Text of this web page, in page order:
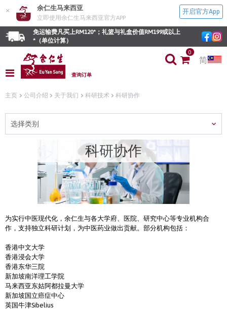
× 余仁生马来西亚
立即使用余仁生马来西亚官方APP
开启官方App
免运输费凡买上RM120*；礼篮与礼盒价值RM199或以上
*（单位计算）
查询订单
0
简
主页 公司介绍 关于我们 科研技术 科研协作
选择类别
科研协作
为实行中医现代化，余仁生与各大学府、医院、研究中心等专业机构合
作，支持独立科研计划，为中医药业做出贡献。部分机构包括：
香港中文大学
香港浸会大学
香港东华三院
新加坡南洋理工学院
马来西亚东姑阿都拉曼大学
新加坡国立癌症中心
英国牛津Sibelius